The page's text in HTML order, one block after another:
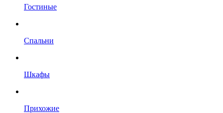
Гостиные
Спальни
Шкафы
Прихожие